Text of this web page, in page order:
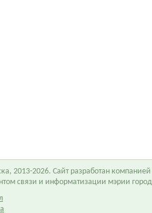
2013-2026. Сайт разработан компанией
связи и информатизации мэрии